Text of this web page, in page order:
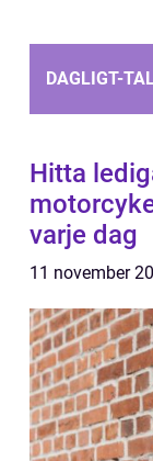
DAGLIGT-
Hitta
varje dag
11 november